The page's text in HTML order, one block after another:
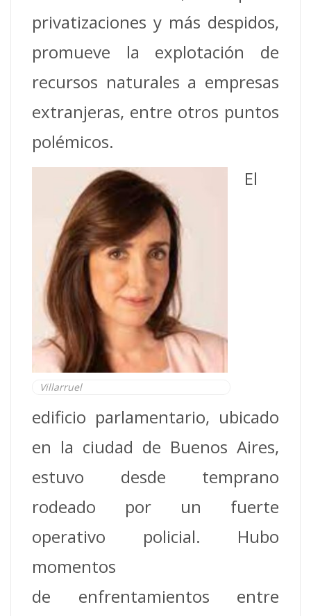
privatizaciones y más despidos,
promueve la explotación de
recursos naturales a empresas
extranjeras, entre otros puntos
polémicos.
Villarruel
El
edificio parlamentario, ubicado
en la ciudad de Buenos Aires,
estuvo desde temprano
rodeado por un fuerte
operativo policial. Hubo
momentos
de enfrentamientos entre